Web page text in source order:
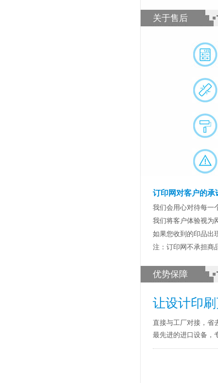
关于售后
订印网对客户的承
我们会用心对待每一
我们将客户体验视为
如果您收到的印品出
注：订印网不承担商
优势保障
让设计印
直接与工厂对接，省
最先进的进口设备，